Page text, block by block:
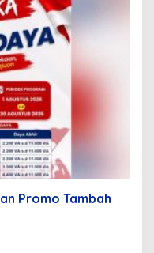
Promo Tambah